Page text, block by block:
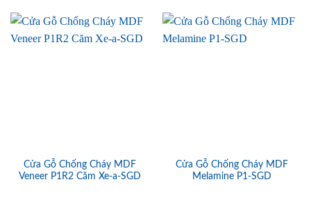
Cửa Gỗ Chống Cháy MDF
Veneer P1R2 Căm Xe-a-SGD
Cửa Gỗ Chống Cháy MDF
Melamine P1-SGD